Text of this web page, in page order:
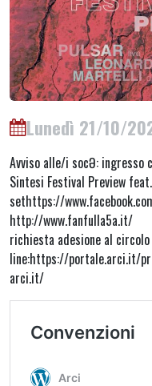
Lunedì 21/10/
Avviso alle/i socƏ: ingresso
Sintesi Festival Preview
sethttps://
http://www.fanfulla5a.it/
richiesta adesione al circolo
line:https://portale.arci.it/
arci.it/